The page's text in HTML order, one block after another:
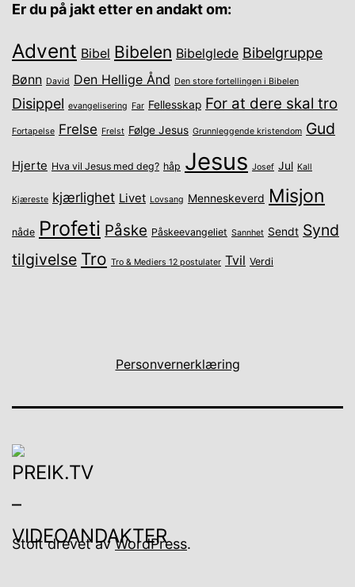
Er du på jakt etter en andakt om:
Advent Bibel Bibelen Bibelglede Bibelgruppe
Bønn David Den Hellige Ånd Den store fortellingen i Bibelen
Disippel evangelisering Far Fellesskap For at dere skal tro
Fortapelse Frelse Frelst Følge Jesus Grunnleggende kristendom Gud
Hjerte Hva vil Jesus med deg? håp Jesus Josef Jul Kall
Kjæreste kjærlighet Livet Lovsang Menneskeverd Misjon
nåde Profeti Påske Påskeevangeliet Sannhet Sendt Synd
tilgivelse Tro Tro & Mediers 12 postulater Tvil Verdi
Personvernerklæring
Stolt drevet avWordPress.